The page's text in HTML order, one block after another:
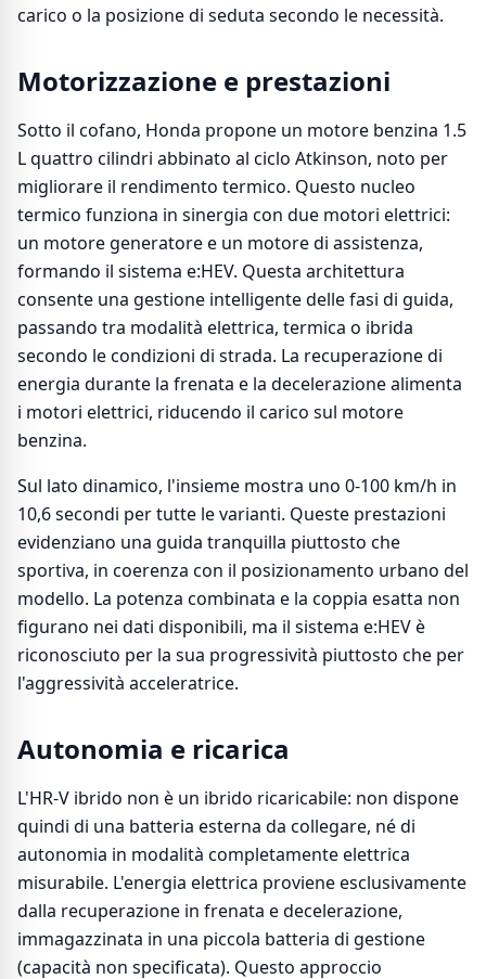
carico o la posizione di seduta secondo le necessità.
Motorizzazione e prestazioni
Sotto il cofano, Honda propone un motore benzina 1.5
L quattro cilindri abbinato al ciclo Atkinson, noto per
migliorare il rendimento termico. Questo nucleo
termico funziona in sinergia con due motori elettrici:
un motore generatore e un motore di assistenza,
formando il sistema e:HEV. Questa architettura
consente una gestione intelligente delle fasi di guida,
passando tra modalità elettrica, termica o ibrida
secondo le condizioni di strada. La recuperazione di
energia durante la frenata e la decelerazione alimenta
i motori elettrici, riducendo il carico sul motore
benzina.
Sul lato dinamico, l'insieme mostra uno 0-100 km/h in
10,6 secondi per tutte le varianti. Queste prestazioni
evidenziano una guida tranquilla piuttosto che
sportiva, in coerenza con il posizionamento urbano del
modello. La potenza combinata e la coppia esatta non
figurano nei dati disponibili, ma il sistema e:HEV è
riconosciuto per la sua progressività piuttosto che per
l'aggressività acceleratrice.
Autonomia e ricarica
L'HR-V ibrido non è un ibrido ricaricabile: non dispone
quindi di una batteria esterna da collegare, né di
autonomia in modalità completamente elettrica
misurabile. L'energia elettrica proviene esclusivamente
dalla recuperazione in frenata e decelerazione,
immagazzinata in una piccola batteria di gestione
(capacità non specificata). Questo approccio